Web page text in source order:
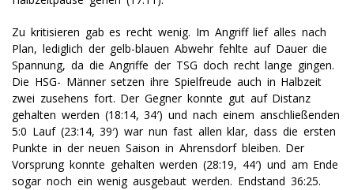
Zu kritisieren gab es recht wenig. Im Angriff lief alles nach
Plan, lediglich der gelb-blauen Abwehr fehlte auf Dauer die
Spannung, da die Angriffe der TSG doch recht lange gingen.
Die HSG- Männer setzen ihre Spielfreude auch in Halbzeit
zwei zusehens fort. Der Gegner konnte gut auf Distanz
gehalten werden (18:14, 34′) und nach einem anschließenden
5:0 Lauf (23:14, 39′) war nun fast allen klar, dass die ersten
Punkte in der neuen Saison in Ahrensdorf bleiben. Der
Vorsprung konnte gehalten werden (28:19, 44′) und am Ende
sogar noch ein wenig ausgebaut werden. Endstand 36:25.